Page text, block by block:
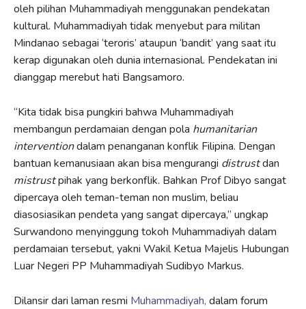
oleh pilihan Muhammadiyah menggunakan pendekatan
kultural. Muhammadiyah tidak menyebut para militan
Mindanao sebagai ‘teroris’ ataupun ‘bandit’ yang saat itu
kerap digunakan oleh dunia internasional. Pendekatan ini
dianggap merebut hati Bangsamoro.
“Kita tidak bisa pungkiri bahwa Muhammadiyah
membangun perdamaian dengan pola humanitarian
interventiondalam penanganan konflik Filipina. Dengan
bantuan kemanusiaan akan bisa mengurangi distrustdan
mistrustpihak yang berkonflik. Bahkan Prof Dibyo sangat
dipercaya oleh teman-teman non muslim, beliau
diasosiasikan pendeta yang sangat dipercaya,” ungkap
Surwandono menyinggung tokoh Muhammadiyah dalam
perdamaian tersebut, yakni Wakil Ketua Majelis Hubungan
Luar Negeri PP Muhammadiyah Sudibyo Markus.
Dilansir dari laman resmi Muhammadiyah, dalam forum